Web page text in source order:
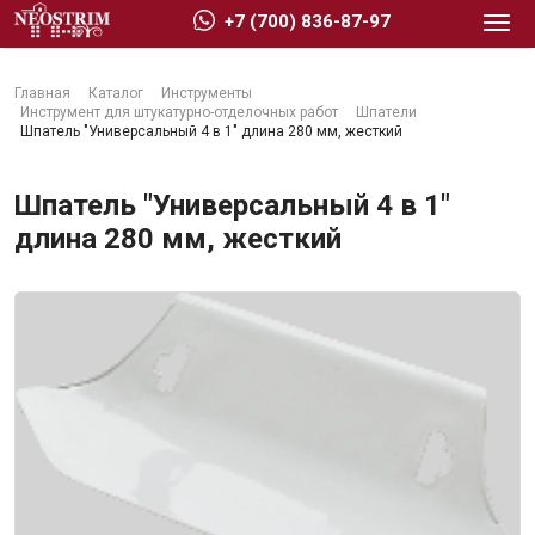
Главная Каталог
Инструменты
Инструмент для штукатурно-отделочных работ
Шпатели
Шпатель "Универсальный 4 в 1" длина 280 мм, жесткий
Шпатель "Универсальный 4 в 1"
длина 280 мм, жесткий
+7 (700) 836-87-97
Стройматериалы
Сухие строительные смеси
Гидроизоляция
Изоляционные материалы
Кровельные материалы